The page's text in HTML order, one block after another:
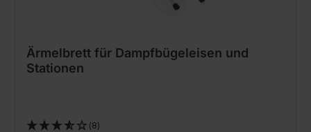
Ärmelbrett für Dampfbügeleisen und
Stationen
(8)